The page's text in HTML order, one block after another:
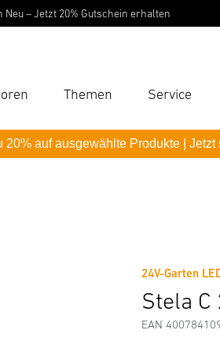
Neu – Jetzt 20% Gutschein erhalten
Themen Service
Suche
20% auf ausgewählte Produkte | Jetzt
24V-Garten
Stela C
EAN